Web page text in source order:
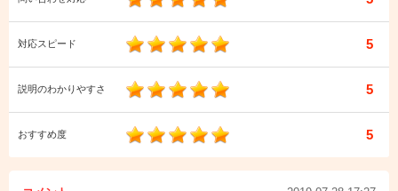
対応スピード 5
説明のわかりやすさ 5
おすすめ度 5